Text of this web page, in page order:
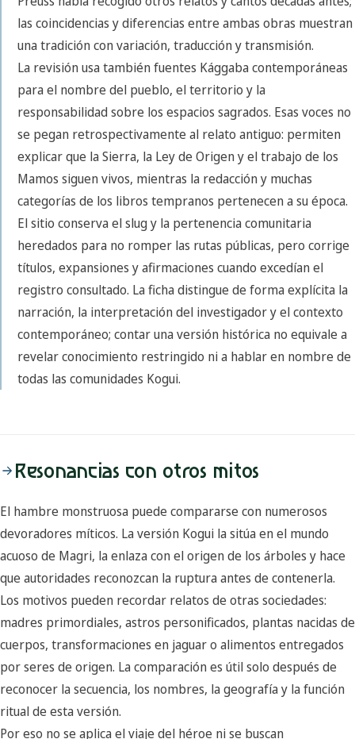
las coincidencias y diferencias entre ambas obras muestran
una tradición con variación, traducción y transmisión.
La revisión usa también fuentes Kággaba contemporáneas
para el nombre del pueblo, el territorio y la
responsabilidad sobre los espacios sagrados. Esas voces no
se pegan retrospectivamente al relato antiguo: permiten
explicar que la Sierra, la Ley de Origen y el trabajo de los
Mamos siguen vivos, mientras la redacción y muchas
categorías de los libros tempranos pertenecen a su época.
El sitio conserva el slug y la pertenencia comunitaria
heredados para no romper las rutas públicas, pero corrige
títulos, expansiones y afirmaciones cuando excedían el
registro consultado. La ficha distingue de forma explícita la
narración, la interpretación del investigador y el contexto
contemporáneo; contar una versión histórica no equivale a
revelar conocimiento restringido ni a hablar en nombre de
todas las comunidades Kogui.
Resonancias con otros mitos
El hambre monstruosa puede compararse con numerosos
devoradores míticos. La versión Kogui la sitúa en el mundo
acuoso de Magri, la enlaza con el origen de los árboles y hace
que autoridades reconozcan la ruptura antes de contenerla.
Los motivos pueden recordar relatos de otras sociedades:
madres primordiales, astros personificados, plantas nacidas de
cuerpos, transformaciones en jaguar o alimentos entregados
por seres de origen. La comparación es útil solo después de
reconocer la secuencia, los nombres, la geografía y la función
ritual de esta versión.
Por eso no se aplica el viaje del héroe ni se buscan